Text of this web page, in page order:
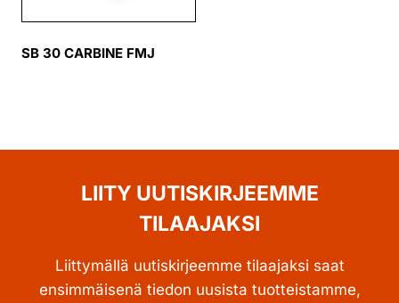
SB 30 CARBINE FMJ
LIITY UUTISKIRJEEMME
TILAAJAKSI
Liittymällä uutiskirjeemme tilaajaksi saat
ensimmäisenä tiedon uusista tuotteistamme,